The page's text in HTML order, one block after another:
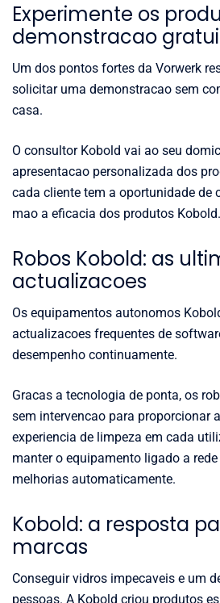
Experimente os
demonstracao
Um dos pontos fortes da Vorwerk
solicitar uma demonstracao sem
casa.
O consultor Kobold vai ao seu
apresentacao personalizada dos
cada cliente tem a oportunidade de
mao a eficacia dos produtos Kobold.
Robos Kobold: as
actualizacoes
Os equipamentos autonomos
actualizacoes frequentes de
desempenho continuamente.
Gracas a tecnologia de ponta, os
sem intervencao para proporcionar
experiencia de limpeza em cada
manter o equipamento ligado a
melhorias automaticamente.
Kobold: a resposta
marcas
Conseguir vidros impecaveis e um
pessoas. A Kobold criou produtos